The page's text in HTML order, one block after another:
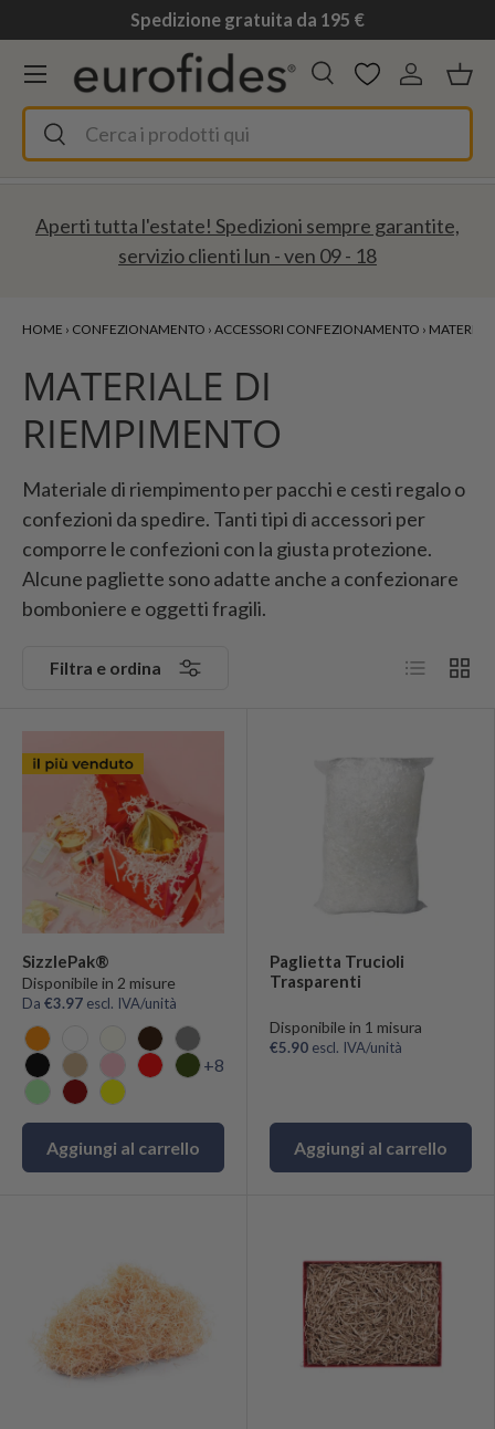
Passa ai contenuti
Spedizione gratuita da 195 €
Cerca
Cerca
Cerca Accedi
Menu
Aperti tutta l'estate! Spedizioni sempre garantite,
servizio clienti lun - ven 09 - 18
HOME › CONFEZIONAMENTO › ACCESSORI CONFEZIONAMENTO ›
MATERIALE DI
RIEMPIMENTO
Materiale di riempimento per pacchi e cesti regalo o
confezioni da spedire. Tanti tipi di accessori per
comporre le confezioni con la giusta protezione.
Alcune pagliette sono adatte anche a confezionare
bomboniere e oggetti fragili.
Filtra e ordina Elenco
SizzlePak®
Disponibile in 2 misure
Da €3.97 escl. IVA/unità
ArancioBiancoAvorioCacaoGrigio
NeroNaturale
Rosa
Verde Chiaro
Bordeaux
Giallo
+8
Aggiungi al carrello
Paglietta Trucioli
Trasparenti
Disponibile in 1 misura
€5.90 escl. IVA/unità
Aggiungi al carrello